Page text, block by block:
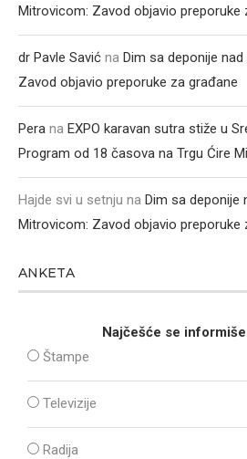
Mitrovicom: Zavod objavio preporuke
dr Pavle Savić na Dim sa deponije
Zavod objavio preporuke za građane
Pera na EXPO karavan sutra stiže u
Program od 18 časova na Trgu Ćire
Hajde svi u setnju na Dim sa deponije
Mitrovicom: Zavod objavio preporuke
ANKETA
Najčešće se
Štampe
Televizije
Radija